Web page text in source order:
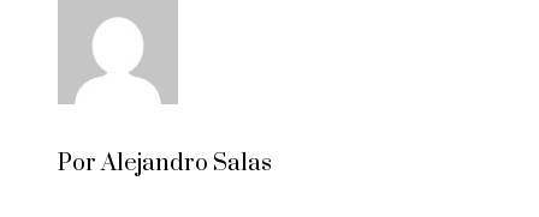
Por Alejandro Salas